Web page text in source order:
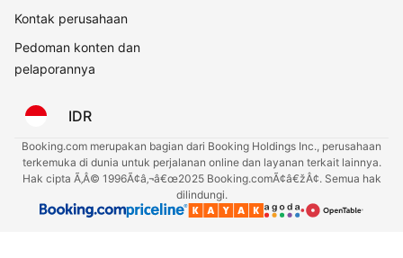
Kontak perusahaan
Pedoman konten dan
pelaporannya
IDR
Booking.com merupakan bagian dari Booking Holdings Inc., perusahaan
terkemuka di dunia untuk perjalanan online dan layanan terkait lainnya.
Hak cipta Ã‚Â© 1996Ã¢â‚¬â€œ2025 Booking.comÃ¢â€žÂ¢. Semua hak
dilindungi.